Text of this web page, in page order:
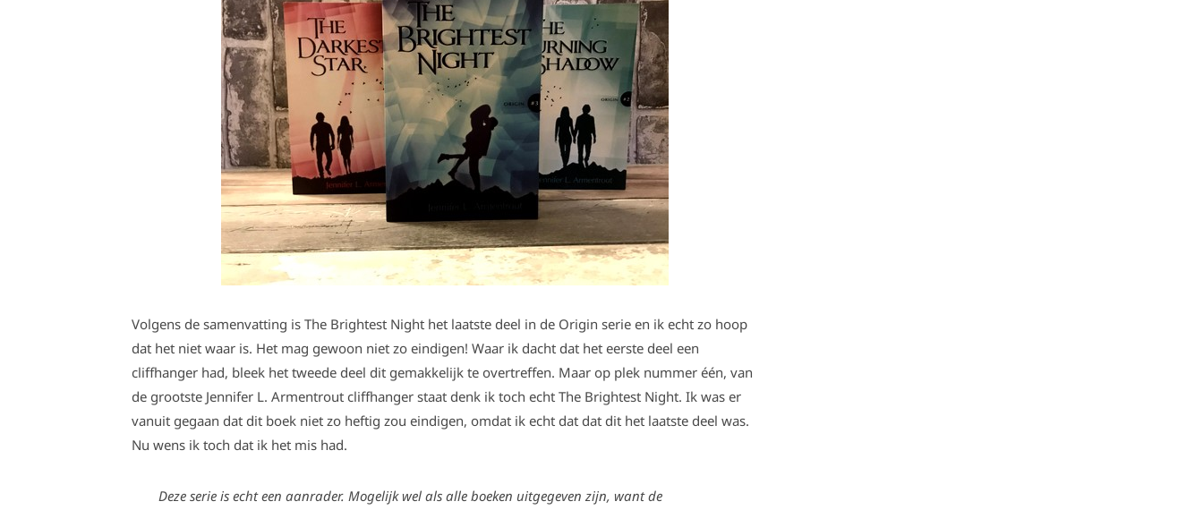
Volgens de samenvatting is The Brightest Night het laatste deel in de Origin serie en ik echt zo hoop
dat het niet waar is. Het mag gewoon niet zo eindigen! Waar ik dacht dat het eerste deel een
cliffhanger had, bleek het tweede deel dit gemakkelijk te overtreffen. Maar op plek nummer één, van
de grootste Jennifer L. Armentrout cliffhanger staat denk ik toch echt The Brightest Night. Ik was er
vanuit gegaan dat dit boek niet zo heftig zou eindigen, omdat ik echt dat dat dit het laatste deel was.
Nu wens ik toch dat ik het mis had.
Deze serie is echt een aanrader. Mogelijk wel als alle boeken uitgegeven zijn, want de